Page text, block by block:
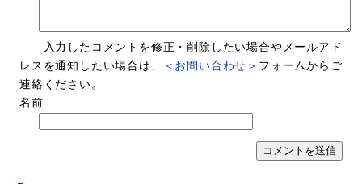
入力したコメントを修正・削除したい場合やメールアド
レスを通知したい場合は、
＜お問い合わせ＞ フォームからご
連絡ください。
名前